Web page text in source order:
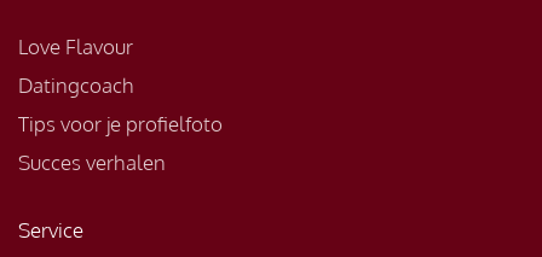
Love Flavour
Datingcoach
Tips voor je profielfoto
Succes verhalen
Service